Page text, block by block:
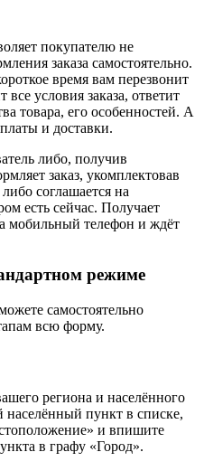
покупателю не
заказа самостоятельно.
время вам перезвонит
условия заказа, ответит
товара, его особенностей. А
и доставки.
либо, получив
заказ, укомплектовав
соглашается на
есть сейчас. Получает
мобильный телефон и ждёт
режиме
самостоятельно
всю форму.
региона и населённого
пункт в списке,
и впишите
в графу «Город».